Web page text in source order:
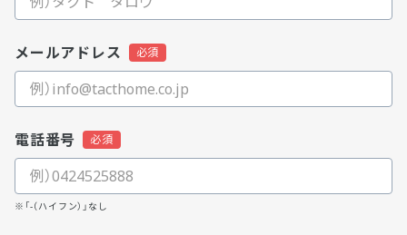
メールアドレス
電話番号
※「-（ハイフン）」なし